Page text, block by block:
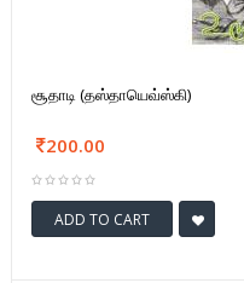
சூதாடி (தஸ்தாயெவ்ஸ்கி)
200.00
ADD TO CART